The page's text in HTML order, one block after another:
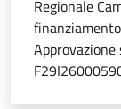
Regionale
Approvazione